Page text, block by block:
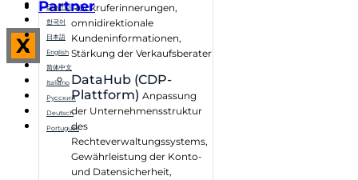
Rückruferinnerungen,
omnidirektionale
Kundeninformationen,
Stärkung der Verkaufsberater
DataHub (CDP-
Plattform) Anpassung
der Unternehmensstruktur
des
Rechteverwaltungssystems,
Gewährleistung der Konto-
und Datensicherheit,
Partner
X
Español
한국어
日本語
English
简体中文
Italiano
Русский
Deutsch
Português